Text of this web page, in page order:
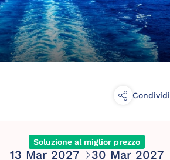
Condividi
Soluzione al miglior prezzo
13 Mar 2027 30 Mar 2027